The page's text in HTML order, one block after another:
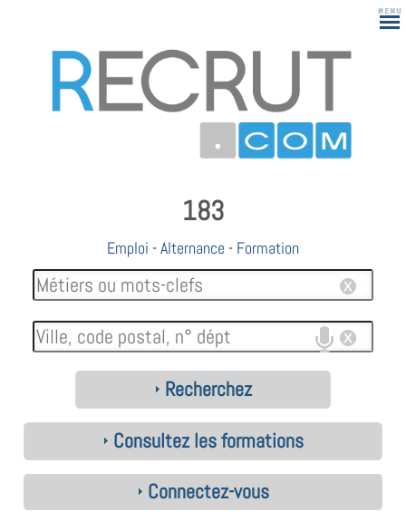
183
Emploi -Alternance - Formation
Recherchez
Consultez les formations
Connectez-vous